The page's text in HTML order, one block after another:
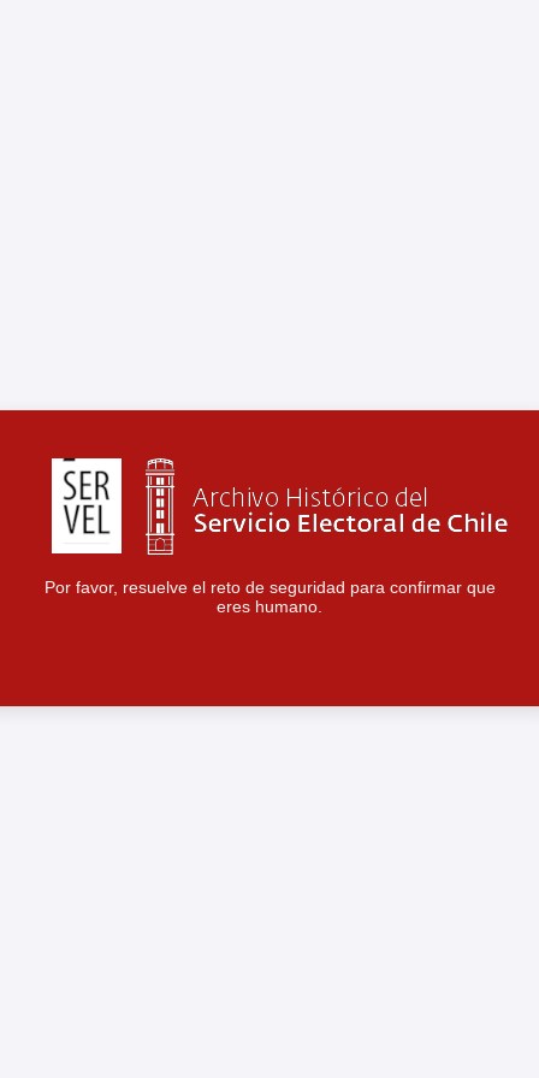
Por favor, resuelve el reto de seguridad para confirmar que
eres humano.